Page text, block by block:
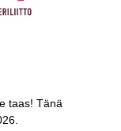
taas! Tänä